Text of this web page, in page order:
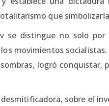
que
se distingue no solo
movimientos
logró conquistar,
sobre el